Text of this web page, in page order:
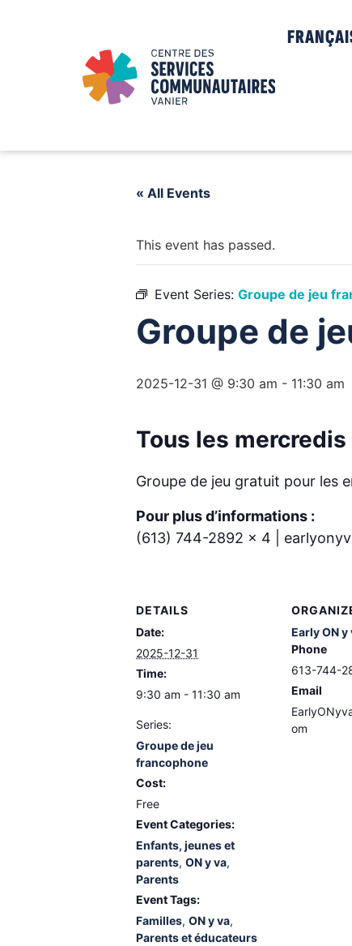
« All Events
This event has passed.
Event Series: Groupe de jeu
Groupe de
2025-12-31 @ 9:30 am - 11:30 am
Tous les mercredis
Groupe de jeu gratuit pour les
Pour plus d’informations :
(613) 744-2892 x 4 |
DETAILS
Date:
2025-12-31
Time:
9:30 am - 11:30 am
Series:
Groupe de jeu
francophone
Cost:
Free
Event Categories:
Enfants, jeunes et
parents, ON y va,
Parents
Event Tags:
Familles, ON y va,
Parents et éducateurs
Early ON y
Phone
613-744-
Email
om